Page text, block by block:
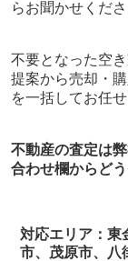
らお聞かせくださ
不要となった空
提案から売却・
を一括してお任
不動産の査定は
合わせ欄から ど
対応エリア：東
市、茂原市、八